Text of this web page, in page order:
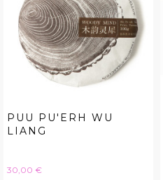
PUU PU'ERH WU
LIANG
Hinta
30,00 €